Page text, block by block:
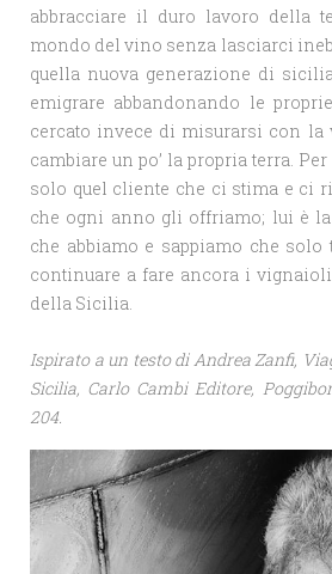
abbracciare il duro lavoro della
mondo del vino senza lasciarci
quella nuova generazione di
emigrare abbandonando le
cercato invece di misurarsi con la
cambiare un po’ la propria terra.
solo quel cliente che ci stima e ci
che ogni anno gli offriamo; lui è
che abbiamo e sappiamo che
continuare a fare ancora i
della Sicilia.
Ispirato a un testo di Andrea Zanfi,
Sicilia, Carlo Cambi Editore,
204.